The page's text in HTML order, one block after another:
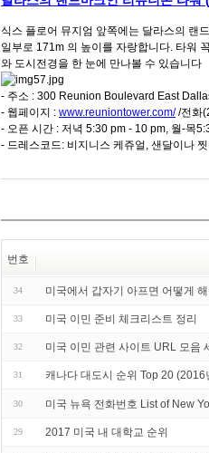
식스 플로어 뮤지엄 앞쪽에는 달라스의 랜
일부로 171m 의 높이를 자랑합니다. 타워
와 도시전경을 한 눈에 만나볼 수 있습니다
- 주소 : 300 Reunion Boulevard East
- 웹페이지 : www.reuniontower.com//전화
- 오픈 시간 : 저녁 5:30 pm - 10 pm, 월-목
- 드레스코드: 비지니스 케쥬얼, 샌달이나
번호
34 미국에서 갑자기 아프면 어떻게
33 미국 이민 준비 체크리스트 정리
32 미국 이민 관련 사이트 URL 모음
31 캐나다 대도시 순위 Top 20 (2016
30 미국 뉴욕 전화번호 List of New
29 2017 미국 내 대학교 순위